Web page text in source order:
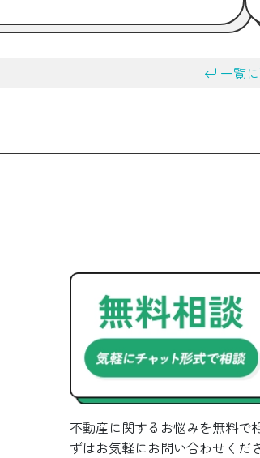
一覧
不動産に関するお悩みを無料で
ずはお気軽にお問い合わせくだ